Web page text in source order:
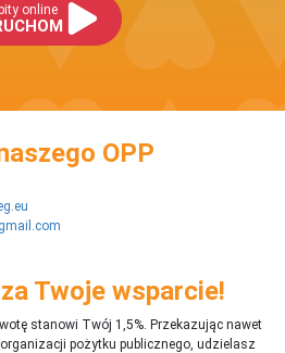
online
OPP
Twoje wsparcie!
stanowi Twój 1,5%. Przekazując nawet
pożytku publicznego, udzielasz